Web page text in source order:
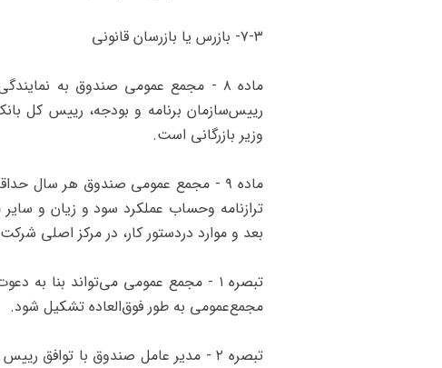
۷-۳- بازرس یا بازرسان قانونی
‌ماده ۸ - مجمع عمومی صندوق به
رییس‌سازمان برنامه و بودجه، رییس کل
وزیر بازرگانی‌ است.
‌ماده ۹ - مجمع عمومی صندوق هر سال
ترازنامه و‌حساب عملکرد سود و زیان و
بعد و موارد در‌دستور کار، در مرکز اصلی
‌تبصره ۱ - مجمع عمومی می‌تواند بنا
مجمع‌عمومی به طور فوق‌العاده تشکیل شود.
‌تبصره ۲ - مدیر عامل صندوق با